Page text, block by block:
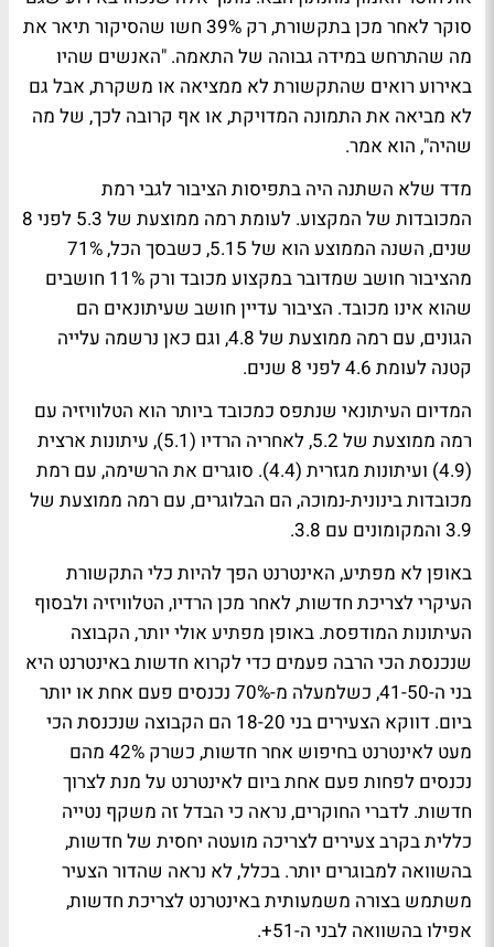
סוקר לאחר מכן בתקשורת, רק 39% חשו שהסיקור תיאר את
מה שהתרחש במידה גבוהה של התאמה. "האנשים שהיו
באירוע רואים שהתקשורת לא ממציאה או משקרת, אבל גם
לא מביאה את התמונה המדויקת, או אף קרובה לכך, של מה
שהיה", הוא אמר.
מדד שלא השתנה היה בתפיסות הציבור לגבי רמת
המכובדות של המקצוע. לעומת רמה ממוצעת של 5.3 לפני 8
שנים, השנה הממוצע הוא של 5.15, כשבסך הכל, 71%
מהציבור חושב שמדובר במקצוע מכובד ורק 11% חושבים
שהוא אינו מכובד. הציבור עדיין חושב שעיתונאים הם
הגונים, עם רמה ממוצעת של 4.8, וגם כאן נרשמה עלייה
קטנה לעומת 4.6 לפני 8 שנים.
המדיום העיתונאי שנתפס כמכובד ביותר הוא הטלוויזיה עם
רמה ממוצעת של 5.2, לאחריה הרדיו (5.1), עיתונות ארצית
(4.9) ועיתונות מגזרית (4.4). סוגרים את הרשימה, עם רמת
מכובדות בינונית-נמוכה, הם הבלוגרים, עם רמה ממוצעת של
3.9 והמקומונים עם 3.8.
באופן לא מפתיע, האינטרנט הפך להיות כלי התקשורת
העיקרי לצריכת חדשות, לאחר מכן הרדיו, הטלוויזיה ולבסוף
העיתונות המודפסת. באופן מפתיע אולי יותר, הקבוצה
שנכנסת הכי הרבה פעמים כדי לקרוא חדשות באינטרנט היא
בני ה-41-50, כשלמעלה מ-70% נכנסים פעם אחת או יותר
ביום. דווקא הצעירים בני 18-20 הם הקבוצה שנכנסת הכי
מעט לאינטרנט בחיפוש אחר חדשות, כשרק 42% מהם
נכנסים לפחות פעם אחת ביום לאינטרנט על מנת לצרוך
חדשות. לדברי החוקרים, נראה כי הבדל זה משקף נטייה
כללית בקרב צעירים לצריכה מועטה יחסית של חדשות,
בהשוואה למבוגרים יותר. בכלל, לא נראה שהדור הצעיר
משתמש בצורה משמעותית באינטרנט לצריכת חדשות,
אפילו בהשוואה לבני ה-51+.